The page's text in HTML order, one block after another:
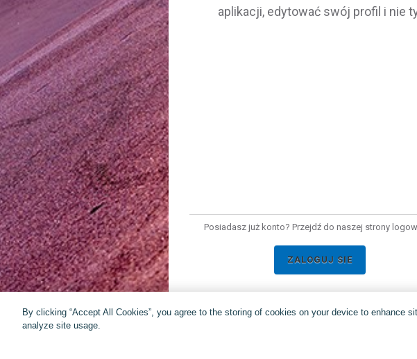
aplikacji, edytować swój profil i nie
Posiadasz już konto? Przejdź do naszej strony
ZALOGUJ SIE
By clicking “Accept All Cookies”, you agree to the storing of cookies on your device to enhance
analyze site usage.